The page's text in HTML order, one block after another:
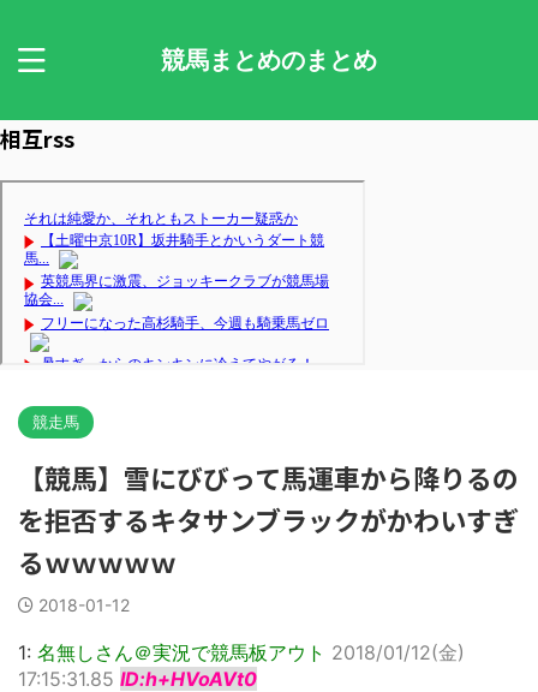
競馬まとめのまとめ
相互rss
競走馬
【競馬】雪にびびって馬運車から降りるの
を拒否するキタサンブラックがかわいすぎ
るｗｗｗｗｗ
2018-01-12
1: 名無しさん＠実況で競馬板アウト 2018/01/12(金)
17:15:31.85 ID:h+HVoAVt0